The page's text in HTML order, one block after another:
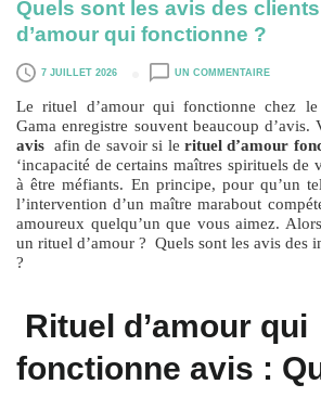
Quels sont les avis des
d’amour qui fonctionne ?
7 JUILLET 2026 UN COMMENTAIRE
Le rituel d’amour qui fonctionne chez le
Gama enregistre souvent beaucoup d’avis.
avis afin de savoir si le rituel d’amour
‘incapacité de certains maîtres spirituels de
à être méfiants. En principe, pour qu’un
l’intervention d’un maître marabout
amoureux quelqu’un que vous aimez.
un rituel d’amour ? Quels sont les avis des
?
Rituel d’amour qui
fonctionne avis :